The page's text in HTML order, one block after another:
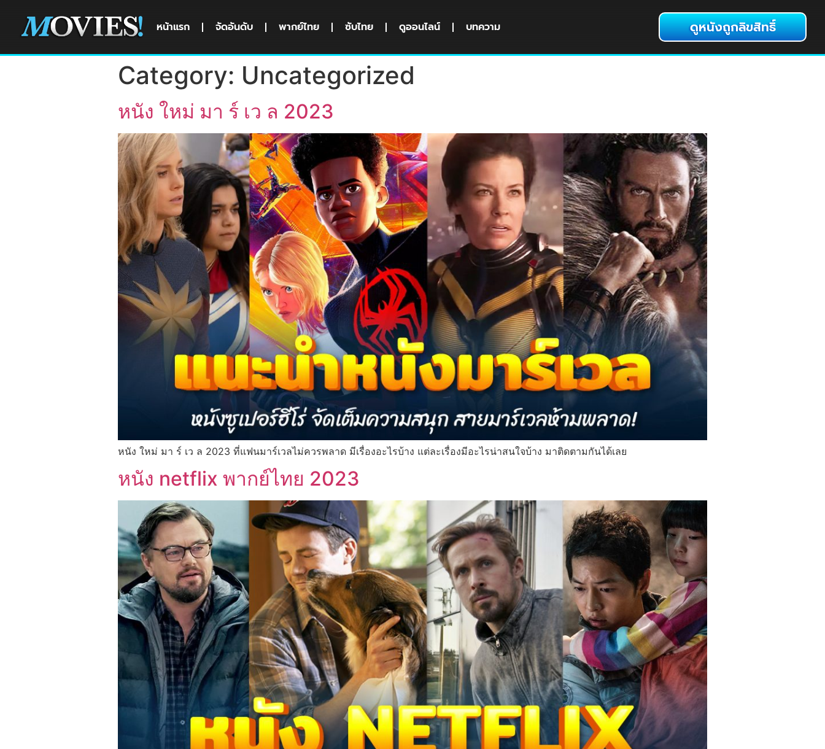
หน้าแรก จัดอันดับ พากย์ไทย ซับไทย ดูออนไลน์ บทความ ดูหนังถูกลิขสิทธิ์
Category: Uncategorized
หนัง ใหม่ มา ร์ เว ล 2023
หนัง ใหม่ มา ร์ เว ล 2023 ที่แฟนมาร์เวลไม่ควรพลาด มีเรื่องอะไรบ้าง แต่ละเรื่องมีอะไรน่าสนใจบ้าง มาติดตามกันได้เลย
หนัง netflix พากย์ไทย 2023